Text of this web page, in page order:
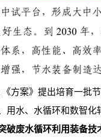
《方案》提出培育一批
水、水循环和数智化
破废水循环利用装备